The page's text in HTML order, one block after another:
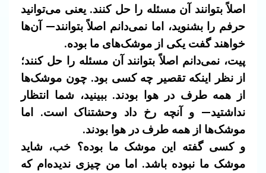
اصلاً بتوانند آن مسئله را حل کنند. یعنی می‌توانید
حرفم را بشنوید، اما نمی‌دانم اصلاً بتوانند— آن‌ها
خواهند گفت یکی از موشک‌های ما بوده.
پیت، نمی‌دانم اصلاً بتوانند آن مسئله را حل کنند؛
از نظر اینکه تقصیر چه کسی بود. چون موشک‌ها
از همه طرف در هوا بودند. ببینید، شما انتظار
نداشتید— و آنچه رخ داد وحشتناک است. اما
موشک‌ها از همه طرف در هوا بودند.
و کسی گفته این موشک ما بوده؟ خب، شاید
موشک ما نبوده باشد. اما من چیزی ندیده‌ام که